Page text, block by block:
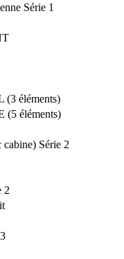
Série 1
(3 éléments)
éléments)
Série 2
2